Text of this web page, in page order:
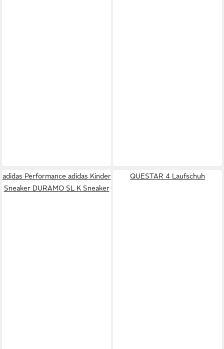
adidas Performance adidas Kinder
Sneaker DURAMO SL K Sneaker
QUESTAR 4 Laufschuh